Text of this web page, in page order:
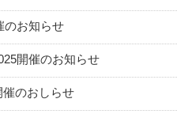
のお知らせ
開催のお知らせ
のおしらせ